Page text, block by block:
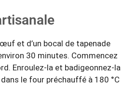
et d’un bocal de tapenade
30 minutes. Commencez
Enroulez-la et badigeonnez-la
le four préchauffé à 180 °C